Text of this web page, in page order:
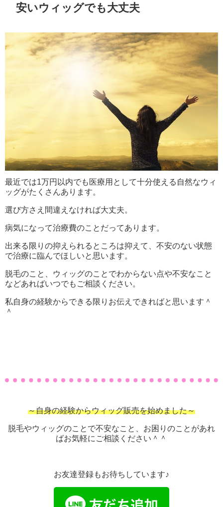
安いウィッグでも大丈夫
最近では1万円以内でも医療用として十分使える自然なウィ
ッグがたくさんあります。
選び方さえ間違えなければ大丈夫。
病気になって治療費のことだってあります。
出来る限りの抑えられるところは抑えて、不安のない状態
で治療に臨んでほしいと思います。
脱毛のこと、ウィッグのことでわからない点や不安なこと
などあればいつでもご相談ください。
私自身の経験からできる限りお伝えできればと思います＾
＾
～自身の経験からウィッグ販売を始めました～
脱毛やウィッグのことで不安なこと、お困りのことがあれ
ばお気軽にご相談ください＾＾
お友達登録もお待ちしています♪